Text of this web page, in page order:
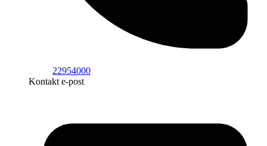
22954000
Kontakt e-post